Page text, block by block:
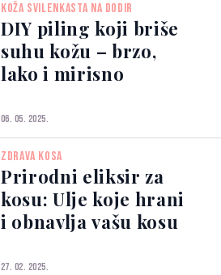
KOŽA SVILENKASTA NA DODIR
DIY piling koji briše
suhu kožu – brzo,
lako i mirisno
06. 05. 2025.
ZDRAVA KOSA
Prirodni eliksir za
kosu: Ulje koje hrani
i obnavlja vašu kosu
27. 02. 2025.